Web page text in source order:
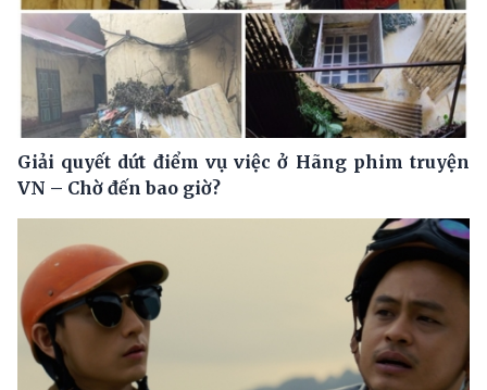
Giải quyết dứt điểm vụ việc ở Hãng phim truyện
VN – Chờ đến bao giờ?